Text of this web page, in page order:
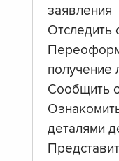
заявления
Отследить
получение
Сообщить
деталями